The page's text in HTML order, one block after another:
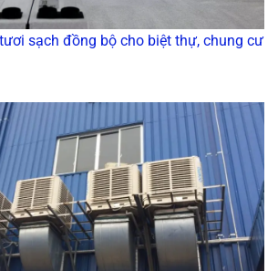
sạch đồng bộ cho biệt thự, chung cư